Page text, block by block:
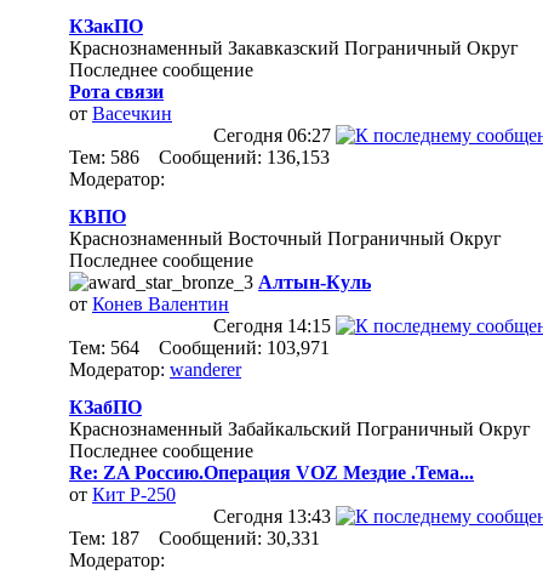
КЗакПО
Краснознаменный Закавказский Пограничный Округ
Последнее сообщение
Рота связи
от Васечкин
Сегодня 06:27
Тем: 586 Сообщений: 136,153
Модератор:
КВПО
Краснознаменный Восточный Пограничный Округ
Последнее сообщение
Алтын-Куль
от Конев Валентин
Сегодня 14:15
Тем: 564 Сообщений: 103,971
Модератор: wanderer
КЗабПО
Краснознаменный Забайкальский Пограничный Округ
Последнее сообщение
Re: ZA Россию.Операция VOZ Мездие .Тема...
от Кит Р-250
Сегодня 13:43
Тем: 187 Сообщений: 30,331
Модератор: